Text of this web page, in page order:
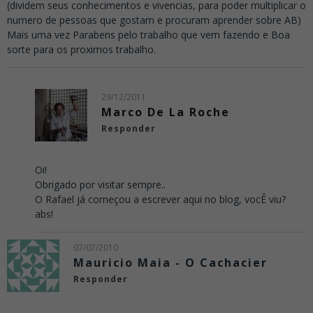
(dividem seus conhecimentos e vivencias, para poder multiplicar o
numero de pessoas que gostam e procuram aprender sobre AB)
Mais uma vez Parabens pelo trabalho que vem fazendo e Boa
sorte para os proximos trabalho.
29/12/2011
Marco De La Roche
Responder
Oi!
Obrigado por visitar sempre..
O Rafael já começou a escrever aqui no blog, vocÊ viu?
abs!
07/07/2010
Mauricio Maia - O Cachacier
Responder